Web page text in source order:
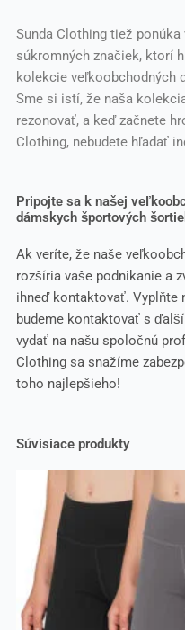
Sunda Clothing tiež
súkromných značiek, ktorí
kolekcie veľkoobchodných
Sme si istí, že naša
rezonovať, a keď začnete
Clothing, nebudete hľadať
Pripojte sa k našej
dámskych športových
Ak veríte, že naše
rozšíria vaše podnikanie a
ihneď kontaktovať. Vyplňte
budeme kontaktovať s
vydať na našu spoločnú
Clothing sa snažíme
toho najlepšieho!
Súvisiace produkty